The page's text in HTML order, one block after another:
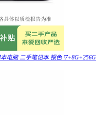
电脑 二手笔记本 银色 i7+8G+256G